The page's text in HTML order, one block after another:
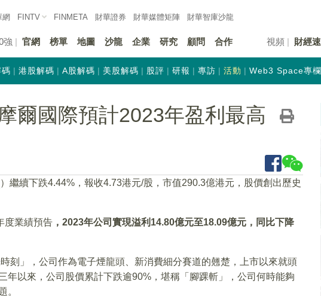
網 FINTV FINMETA 財華證券 財華媒體矩陣 財華智庫沙龍
強 官網 榜單 地圖 沙龍 企業 研究 顧問 合作 視頻 財經
港股解碼 A股解碼 美股解碼 股評 研報 專訪 活動 Web3 Space專欄
爾國際預計2023年盈利最高
）繼續下跌4.44%，報收4.73港元/股，市值290.3億港元，股價創出歷史
度業績預告 ，2023年公司實現溢利14.80億元至18.09億元，同比下降
刻」，公司作為電子煙龍頭、新消費細分賽道的翹楚，上市以來就頭
年以來，公司股價累計下跌逾90%，堪稱「腳踝斬」，公司何時能夠
。